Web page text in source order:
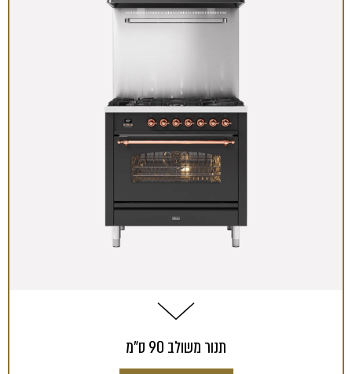
תנור משולב 90 ס"מ